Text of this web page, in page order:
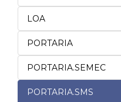
LOA
PORTARIA
PORTARIA.SEMEC
PORTARIA.SMS